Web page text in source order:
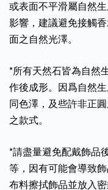
或表面不平滑屬自然
影響，建議避免接觸
面之自然光澤。
*所有天然石皆為自然
作後成形。因爲自然
同色澤，及些許非正
之款式。
*請盡量避免配戴飾品
等，因有可能會導致
布料擦拭飾品並放入